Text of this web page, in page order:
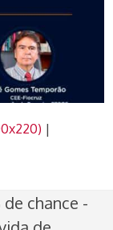
|
chance -